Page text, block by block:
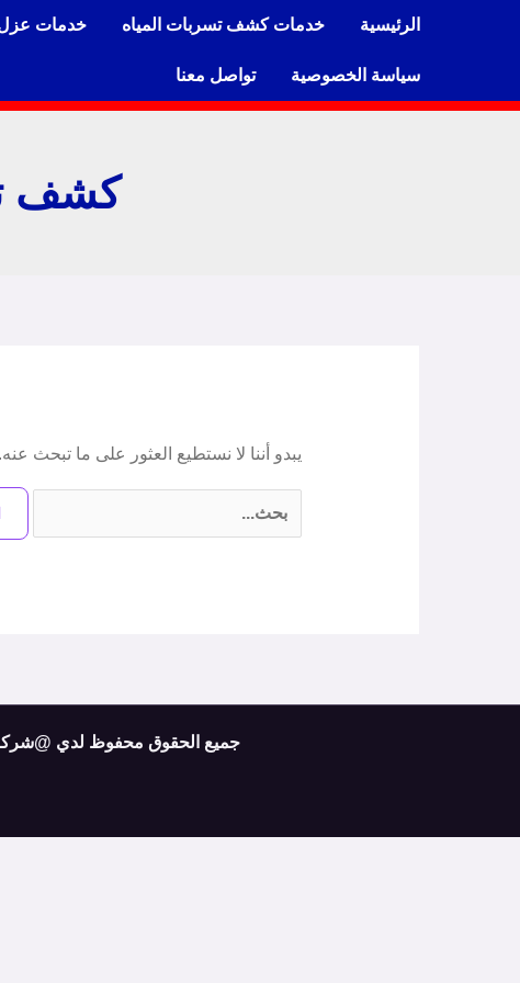
الرئيسية خدمات كشف تسربات المياه خدمات عزل
سياسة الخصوصية تواصل معنا
كشف
يبدو أننا لا نستطيع العثور على ما تبحث
جميع الحقوق محفوظ لدي @شركة أركان